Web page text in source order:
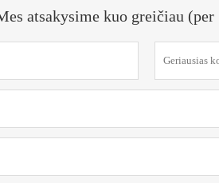
atsakysime kuo greičiau (per